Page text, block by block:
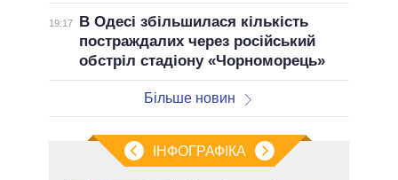
19:17
В Одесі збільшилася кількість
постраждалих через російський
обстріл стадіону «Чорноморець»
Більше новин
ІНФОГРАФІКА